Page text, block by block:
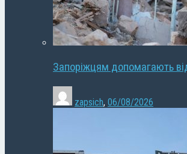
Запоріжцям допомагають
zapsich, 06/08/2026